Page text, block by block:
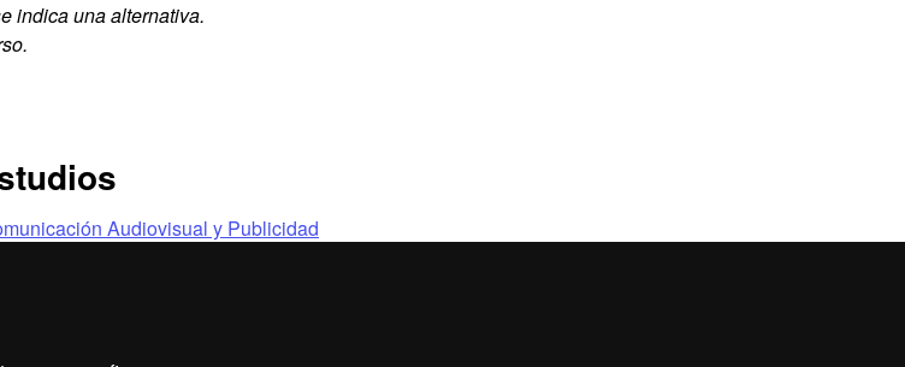
indica una alternativa.
Audiovisual y Publicidad